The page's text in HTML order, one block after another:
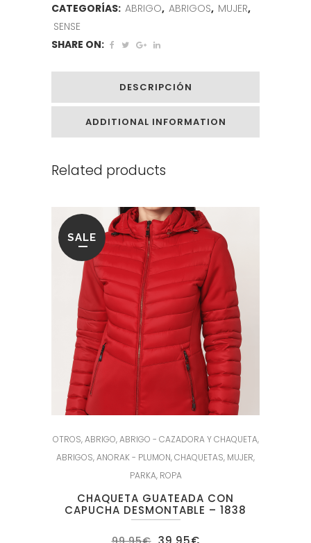
CATEGORÍAS: ABRIGO, ABRIGOS, MUJER,
SENSE
SHARE ON:
DESCRIPCIÓN
ADDITIONAL INFORMATION
Related products
SALE
OTROS,ABRIGO,ABRIGO - CAZADORA Y CHAQUETA,
ABRIGOS,ANORAK - PLUMON,CHAQUETAS, MUJER,
PARKA, ROPA
CHAQUETA GUATEADA CON
CAPUCHA DESMONTABLE – 1838
El El